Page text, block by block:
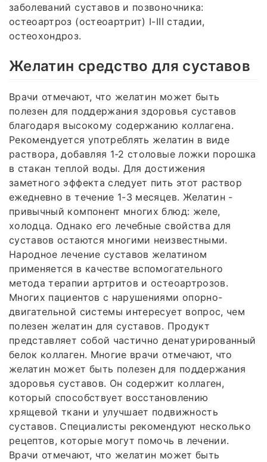
заболеваний суставов и позвоночника:
остеоартроз (остеоартрит) I-III стадии,
остеохондроз.
Желатин средство для суставов
Врачи отмечают, что желатин может быть
полезен для поддержания здоровья суставов
благодаря высокому содержанию коллагена.
Рекомендуется употреблять желатин в виде
раствора, добавляя 1-2 столовые ложки порошка
в стакан теплой воды. Для достижения
заметного эффекта следует пить этот раствор
ежедневно в течение 1-3 месяцев. Желатин -
привычный компонент многих блюд: желе,
холодца. Однако его лечебные свойства для
суставов остаются многими неизвестными.
Народное лечение суставов желатином
применяется в качестве вспомогательного
метода терапии артритов и остеоартрозов.
Многих пациентов с нарушениями опорно-
двигательной системы интересует вопрос, чем
полезен желатин для суставов. Продукт
представляет собой частично денатурированный
белок коллаген. Многие врачи отмечают, что
желатин может быть полезен для поддержания
здоровья суставов. Он содержит коллаген,
который способствует восстановлению
хрящевой ткани и улучшает подвижность
суставов. Специалисты рекомендуют несколько
рецептов, которые могут помочь в лечении.
Врачи отмечают, что желатин может быть